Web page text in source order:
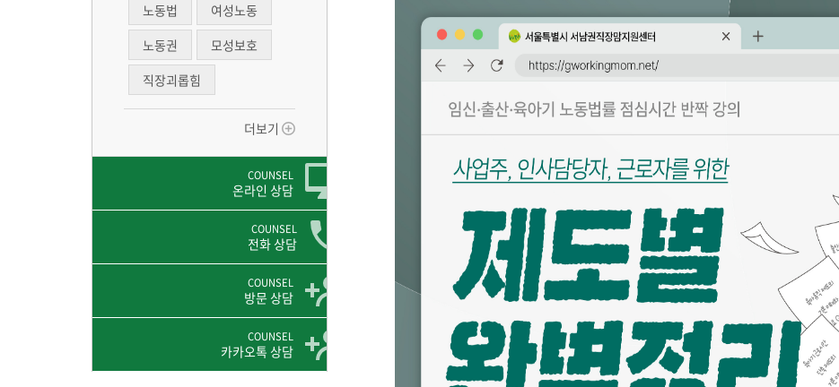
노동법
여성노동
노동권
모성보호
직장괴롭힘
더보기
COUNSEL
온라인 상담
COUNSEL
전화 상담
COUNSEL
방문 상담
COUNSEL
카카오톡 상담